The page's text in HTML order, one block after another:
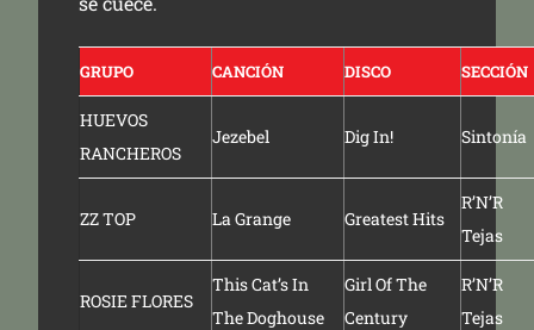
GRUPO CANCIÓN DISCO SECCIÓN
HUEVOS
RANCHEROS
Jezebel Dig In! Sintonía
ZZ TOP La Grange Greatest Hits
R’N’R
Tejas
ROSIE FLORES
This Cat’s In
The Doghouse
Girl Of The
Century
R’N’R
Tejas